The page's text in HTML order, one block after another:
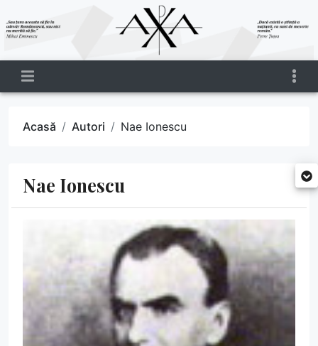
Acasă Autori Nae Ionescu
Nae Ionescu